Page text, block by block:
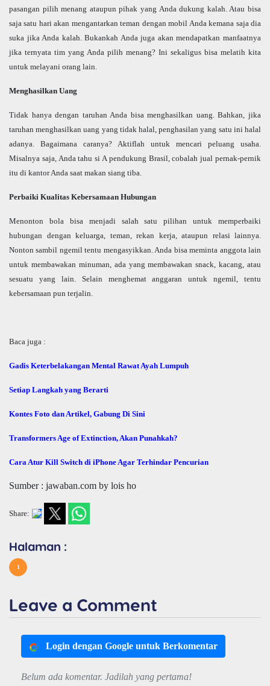
pasangan pilih menang ataupun pihak yang Anda dukung kalah. Atau bisa
saja satu hari akan mengantarkan teman dengan mobil Anda kemana saja dia
suka jika Anda kalah. Bukankah Anda juga akan mendapatkan manfaatnya
jika ternyata tim yang Anda pilih menang? Ini sekaligus bisa melatih kita
untuk melayani orang lain.
Menghasilkan Uang
Tidak hanya dengan taruhan Anda bisa menghasilkan uang. Bahkan, jika
taruhan menghasilkan uang yang tidak halal, penghasilan yang satu ini halal
adanya. Bagaimana caranya? Aktiflah untuk mencari peluang usaha.
Misalnya saja, Anda tahu si A pendukung Brasil, cobalah jual pernak-pernik
itu di kantor Anda saat makan siang tiba.
Perbaiki Kualitas Kebersamaan Hubungan
Menonton bola bisa menjadi salah satu pilihan untuk memperbaiki
hubungan dengan keluarga, teman, rekan kerja, ataupun relasi lainnya.
Nonton sambil ngemil tentu mengasyikkan. Anda bisa meminta anggota lain
untuk membawakan minuman, ada yang membawakan snack, kacang, atau
sesuatu yang lain. Selain menghemat anggaran untuk ngemil, tentu
kebersamaan pun terjalin.
Baca juga :
Gadis Keterbelakangan Mental Rawat Ayah Lumpuh
Setiap Langkah yang Berarti
Kontes Foto dan Artikel, Gabung Di Sini
Transformers Age of Extinction, Akan Punahkah?
Cara Atur Kill Switch di iPhone Agar Terhindar Pencurian
Sumber : jawaban.com by lois ho
Share:
Halaman :
1
Leave a Comment
Login dengan Google untuk Berkomentar
Belum ada komentar. Jadilah yang pertama!